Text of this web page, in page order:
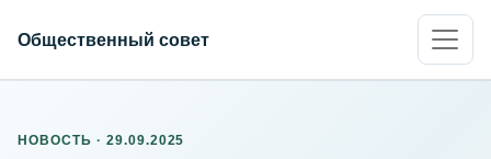
Общественный совет
НОВОСТЬ · 29.09.2025